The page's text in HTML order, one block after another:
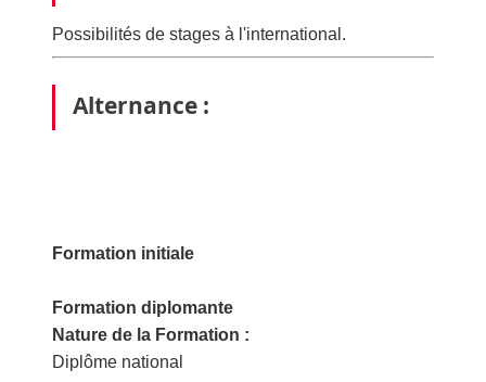
Possibilités de stages à l'international.
Alternance :
Formation initiale
Formation diplomante
Nature de la Formation :
Diplôme national